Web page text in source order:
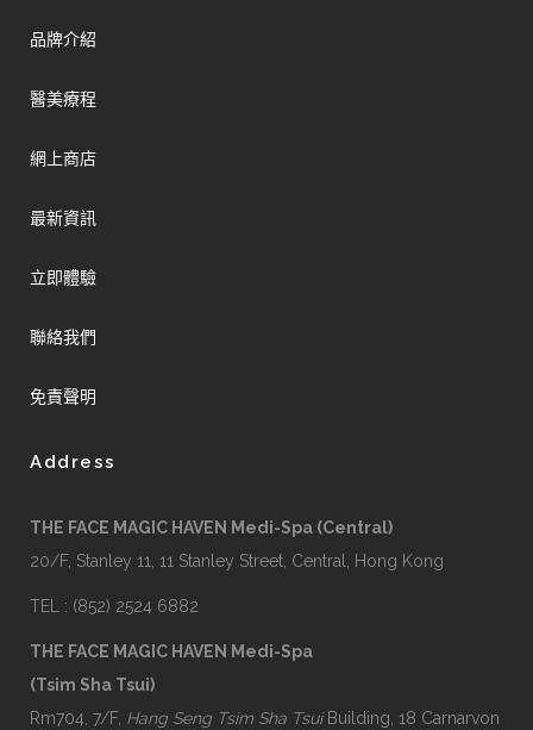
品牌介紹
醫美療程
網上商店
最新資訊
立即體驗
聯絡我們
免責聲明
Address
THE FACE MAGIC HAVEN Medi-Spa (Central)
20/F, Stanley 11, 11 Stanley Street, Central, Hong Kong
TEL : (852) 2524 6882
THE FACE MAGIC HAVEN Medi-Spa
(Tsim Sha Tsui)
Rm704, 7/F, Hang Seng Tsim Sha TsuiBuilding, 18 Carnarvon